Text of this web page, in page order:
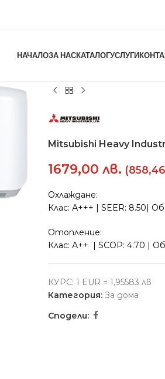
НАЧАЛОЗА НАСКАТАЛОГУСЛУГИ
Mitsubishi Heavy
1679,00 лв.
Охлаждане:
Клас: А+++ | SEER: 8.50|
Отопление:
Клас: А++ | SCOP: 4.70 |
КУРС: 1 EUR = 1,95583 лв
Категория: За дома
Сподели: